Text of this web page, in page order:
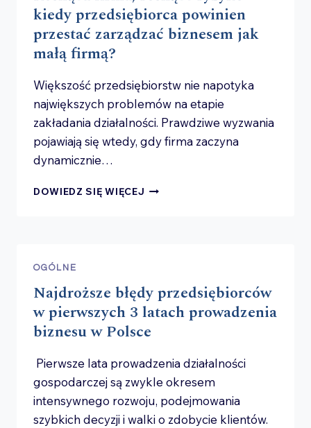
MYŚLĄ
ZBYT
PÓŹNO
kiedy przedsiębiorca powinien
przestać zarządzać biznesem jak
małą firmą?
Większość przedsiębiorstw nie napotyka
największych problemów na etapie
zakładania działalności. Prawdziwe wyzwania
pojawiają się wtedy, gdy firma zaczyna
dynamicznie…
DOWIEDZ SIĘ WIĘCEJ ROSNĄCA
POWINIEN
PRZESTAĆ
ZARZĄDZAĆ
BIZNESEM
MAŁĄ
FIRMĄ?
OGÓLNE
Najdroższe błędy przedsiębiorców
w pierwszych 3 latach prowadzenia
biznesu w Polsce
Pierwsze lata prowadzenia działalności
gospodarczej są zwykle okresem
intensywnego rozwoju, podejmowania
szybkich decyzji i walki o zdobycie klientów.